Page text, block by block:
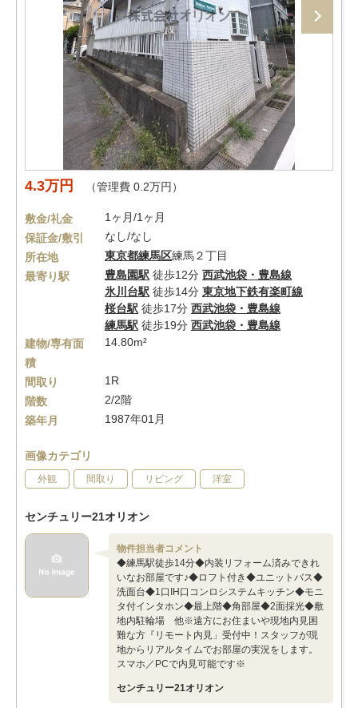
4.3万円 （管理費 0.2万円）
敷金/礼金
1ヶ月/1ヶ月
保証金/敷引
なし/なし
所在地
東京都練馬区練馬２丁目
最寄り駅
豊島園駅 徒歩12分 西武池袋・豊島線
氷川台駅 徒歩14分 東京地下鉄有楽町線
桜台駅 徒歩17分 西武池袋・豊島線
練馬駅 徒歩19分 西武池袋・豊島線
建物/専有面
積
14.80m²
間取り
1R
階数
2/2階
築年月
1987年01月
画像カテゴリ
外観 間取り リビング 洋室
センチュリー21オリオン
物件担当者コメント
◆練馬駅徒歩14分◆内装リフォーム済みできれ
いなお部屋です♪◆ロフト付き◆ユニットバス◆
洗面台◆1口IH口コンロシステムキッチン◆モニ
タ付インタホン◆最上階◆角部屋◆2面採光◆敷
地内駐輪場 他※遠方にお住まいや現地内見困
難な方『リモート内見」受付中！スタッフが現
地からリアルタイムでお部屋の実況をします。
スマホ／PCで内見可能です※
センチュリー21オリオン